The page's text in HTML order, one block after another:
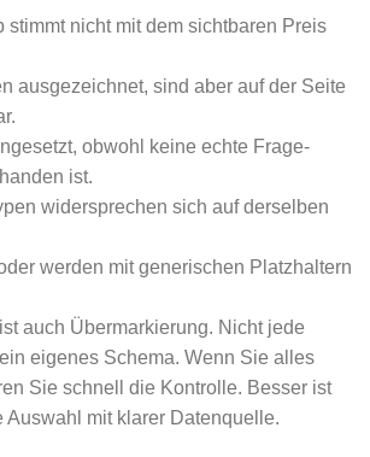
stimmt nicht mit dem sichtbaren Preis
ausgezeichnet, sind aber auf der Seite
obwohl keine echte Frage-
ist.
widersprechen sich auf derselben
werden mit generischen Platzhaltern
auch Übermarkierung. Nicht jede
eigenes Schema. Wenn Sie alles
Sie schnell die Kontrolle. Besser ist
Auswahl mit klarer Datenquelle.